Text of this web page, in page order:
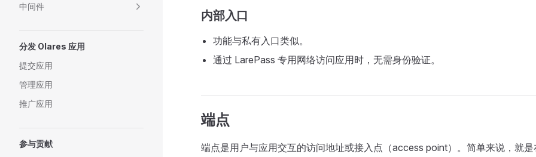
中间件
分发 Olares 应用
提交应用
管理应用
推广应用
参与贡献
内部入口
功能与私有入口类似。
通过 LarePass 专用网络访问应用时，无需身份验证。
端点
端点是用户与应用交互的访问地址或接入点（access point）。简单来说，就